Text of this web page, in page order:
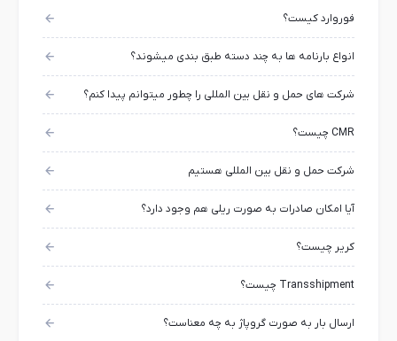
فوروارد کیست؟
انواع بارنامه ها به چند دسته طبق بندی میشوند؟
شرکت های حمل و نقل بین المللی را چطور میتوانم پیدا کنم؟
CMR چیست؟
شرکت حمل و نقل بین المللی هستیم
آیا امکان صادرات به صورت ریلی هم وجود دارد؟
کریر چیست؟
Transshipment چیست؟
ارسال بار به صورت گروپاژ به چه معناست؟